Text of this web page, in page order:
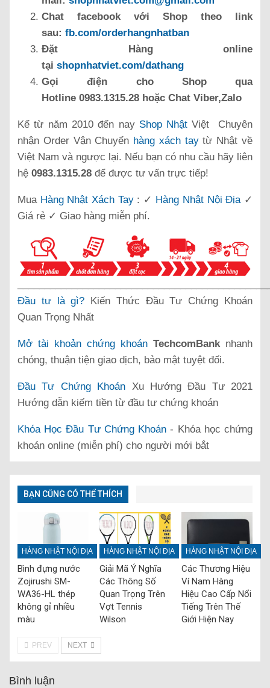
Chat facebook với Shop theo link
sau: fb.com/orderhangnhatban
Đặt Hàng online
tại shopnhatviet.com/dathang
Gọi điện cho Shop qua
Hotline 0983.1315.28 hoặc Chat Viber,Zalo
Kể từ năm 2010 đến nay Shop Nhật Việt Chuyên
nhận Order Vận Chuyển hàng xách taytừ Nhật về
Việt Nam và ngược lại. Nếu bạn có nhu cầu hãy liên
hệ 0983.1315.28 để được tư vấn trực tiếp!
Mua Hàng Nhật Xách Tay: ✓ Hàng Nhật Nội Địa✓
Giá rẻ ✓ Giao hàng miễn phí.
Đầu tư là gì? Kiến Thức Đầu Tư Chứng Khoán
Quan Trọng Nhất
Mở tài khoản chứng khoán TechcomBank nhanh
chóng, thuận tiện giao dịch, bảo mật tuyệt đối.
Đầu Tư Chứng Khoán Xu Hướng Đầu Tư 2021
Hướng dẫn kiếm tiền từ đầu tư chứng khoán
Khóa Học Đầu Tư Chứng Khoán - Khóa học chứng
khoán online (miễn phí) cho người mới bắt
BẠN CŨNG CÓ THỂ THÍCH
HÀNG NHẬT NỘI ĐỊA
Bình đựng nước
Zojirushi SM-
WA36-HL thép
không gỉ nhiều
màu
HÀNG NHẬT NỘI ĐỊA
Giải Mã Ý Nghĩa
Các Thông Số
Quan Trọng Trên
Vợt Tennis
Wilson
HÀNG NHẬT NỘI ĐỊA
Các Thương Hiệu
Ví Nam Hàng
Hiệu Cao Cấp Nổi
Tiếng Trên Thế
Giới Hiện Nay
PREV NEXT
Bình luận